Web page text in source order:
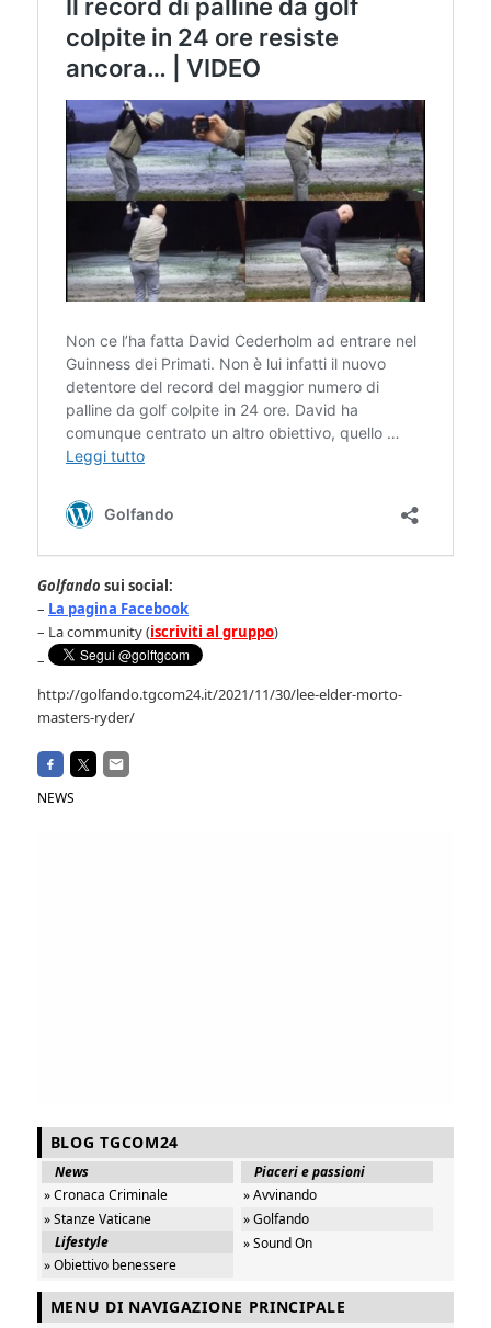
Golfando sui social:
– La pagina Facebook
– La community (iscriviti al gruppo)
–
http://golfando.tgcom24.it/2021/11/30/lee-elder-morto-
masters-ryder/
NEWS
BLOG TGCOM24
News
» Cronaca Criminale
» Stanze Vaticane
Lifestyle
» Obiettivo benessere
Piaceri e passioni
» Avvinando
» Golfando
» Sound On
MENU DI NAVIGAZIONE PRINCIPALE